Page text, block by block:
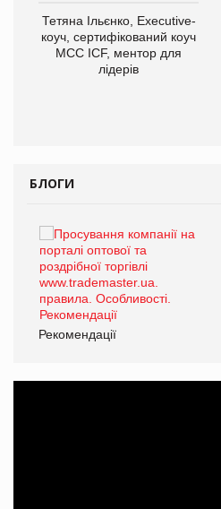
Тетяна Ільєнко, Executive-
коуч, сертифікований коуч
МСС ICF, ментор для
лідерів
БЛОГИ
Рекомендації